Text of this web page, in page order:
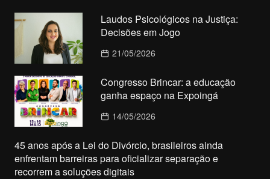
Laudos Psicológicos na Justiça:
Decisões em Jogo
21/05/2026
Congresso Brincar: a educação
ganha espaço na Expoingá
14/05/2026
45 anos após a Lei do Divórcio, brasileiros ainda
enfrentam barreiras para oficializar separação e
recorrem a soluções digitais